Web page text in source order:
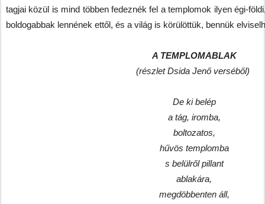
tagjai közül is mind többen fedeznék fel a templomok ilyen égi-
boldogabbak lennének ettől, és a világ is körülöttük, bennük
A TEMPLOMABLAK
(részlet Dsida Jenő verséből)
De ki belép
a tág, iromba,
boltozatos,
hűvös templomba
s belülről pillant
ablakára,
megdöbbenten áll,